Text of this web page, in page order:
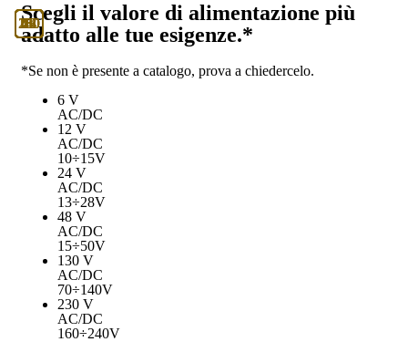
Scegli il valore di alimentazione più
adatto alle tue esigenze.*
*Se non è presente a catalogo, prova a chiedercelo.
6
6 V
AC/DC
12
12 V
AC/DC
10÷15V
24
24 V
AC/DC
13÷28V
48
48 V
AC/DC
15÷50V
130
130 V
AC/DC
70÷140V
230
230 V
AC/DC
160÷240V